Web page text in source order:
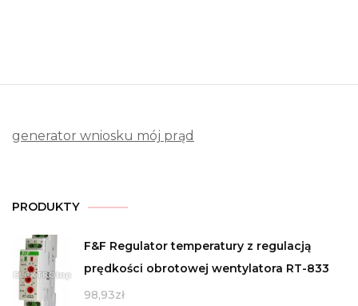
generator wniosku mój prąd
PRODUKTY
F&F Regulator temperatury z regulacją
prędkości obrotowej wentylatora RT-833
98,93zł